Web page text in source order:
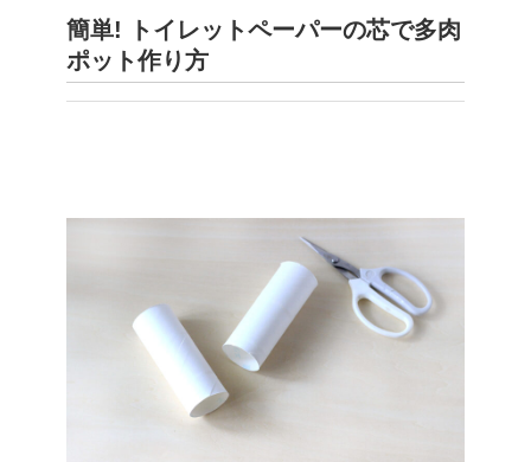
簡単! トイレットペーパーの芯で多肉
ポット作り方